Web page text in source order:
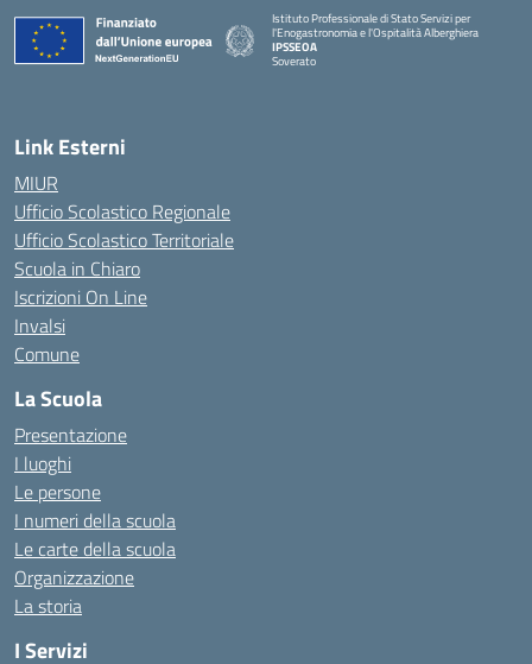
Istituto Professionale di Stato Servizi per
l'Enogastronomia e l'Ospitalità Alberghiera
IPSSEOA
Soverato
Link Esterni
MIUR
Ufficio Scolastico Regionale
Ufficio Scolastico Territoriale
Scuola in Chiaro
Iscrizioni On Line
Invalsi
Comune
La Scuola
Presentazione
I luoghi
Le persone
I numeri della scuola
Le carte della scuola
Organizzazione
La storia
I Servizi